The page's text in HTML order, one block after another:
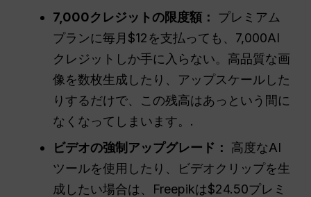
7,000クレジットの限度額：
プレミアム
プランに毎月$12を支払っても、7,000AI
クレジットしか手に入らない。高品質な画
像を数枚生成したり、アップスケールした
りするだけで、この残高はあっという間に
なくなってしまいます。.
ビデオの強制アップグレード：
高度なAI
ツールを使用したり、ビデオクリップを生
成したい場合は、Freepikは$24.50プレミ